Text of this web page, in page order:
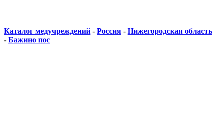
Каталог медучреждений - Россия - Нижегородская область
- Бажино пос